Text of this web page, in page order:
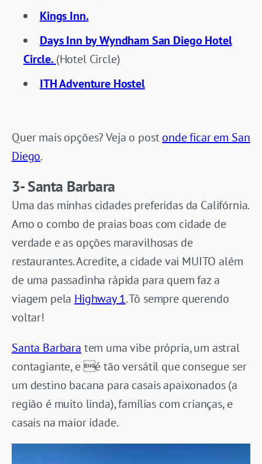
Kings Inn.
Days Inn by Wyndham San Diego Hotel
Circle. (Hotel Circle)
ITH Adventure Hostel
Quer mais opções? Veja o postonde ficar em San
Diego.
3- Santa Barbara
Uma das minhas cidades preferidas da Califórnia.
Amo o combo de praias boas com cidade de
verdade e as opções maravilhosas de
restaurantes. Acredite, a cidade vai MUITO além
de uma passadinha rápida para quem faz a
viagem pela Highway 1. Tô sempre querendo
voltar!
Santa Barbara tem uma vibe própria, um astral
contagiante, e é tão versátil que consegue ser
um destino bacana para casais apaixonados (a
região é muito linda), famílias com crianças, e
casais na maior idade.